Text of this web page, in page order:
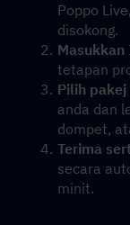
Poppo
disokong.
Masukkan
tetapan
Pilih
anda dan
dompet,
Terima
secara
minit.